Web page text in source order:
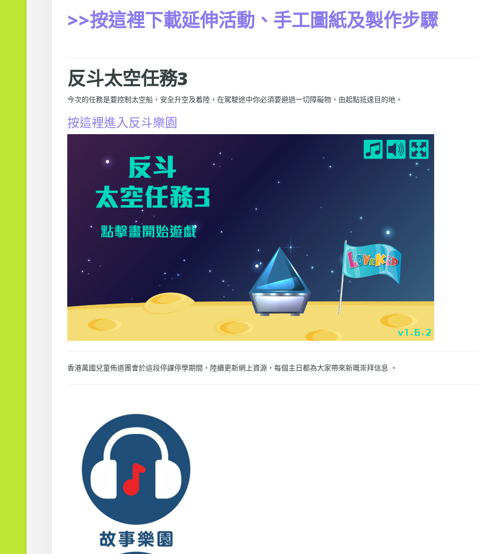
>>按這裡下載延伸活動、手工圖紙及製作步驟
反斗太空任務3
今次的任務是要控制太空船，安全升空及着陸，在駕駛途中你必須要避過一切障礙物，由起點抵達目的地。
按這裡進入反斗樂園
香港萬國兒童佈道團會於這段停課停學期間，陸續更新網上資源，每個主日都為大家帶來新嘅崇拜信息 。